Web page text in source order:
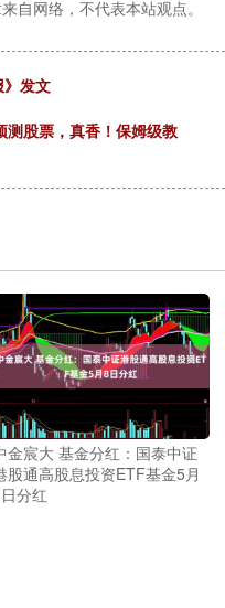
自网络，不代表本站观点。
》发文
股票，真香！保姆级教
金宸大 基金分红：国泰中证
股通高股息投资ETF基金5月
分红